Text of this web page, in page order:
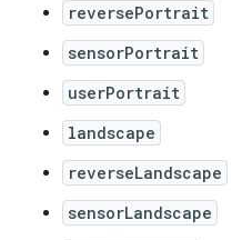
reversePortrait
sensorPortrait
userPortrait
landscape
reverseLandscape
sensorLandscape